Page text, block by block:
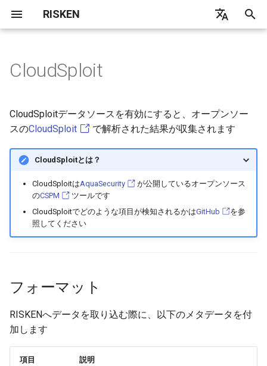
RISKEN
期
化
Overview
Coverage
Quick Start
Organization
Finding
AttackFlow
Auto Triage
User
Overview
DataSource
AccessAnalyzer
CloudSploit
GuardDuty
PortScan
Concept
GCP
DataSource
フォーマット
スコアリング
WPScan
DataSource
ApplicationScan DataSource
DataSource
Overview
DataSource
Domain
GitHub
GitHub App Install
Gitleaks DataSource
DataSource
CodeScan
DataSource
Overview
ServicePrincipal
Prowler
Overview
AdminMenu Report
Local
Parameters
Common
Code
API
Finding API
AWS API
Google API
Diagnosis API
IAM API
Project API
Contact
Migration
CloudSploit
CloudSploitデータソースを有効にすると、オープンソー
スのCloudSploit で解析された結果が収集されます
CloudSploitとは？
CloudSploitはAquaSecurity
が公開しているオープンソース
のCSPM
ツールです
CloudSploitでどのような項目が検知されるかはGitHub
を参
照してください
フォーマット
RISKENへデータを取り込む際に、以下のメタデータを付
加します
項目 説明